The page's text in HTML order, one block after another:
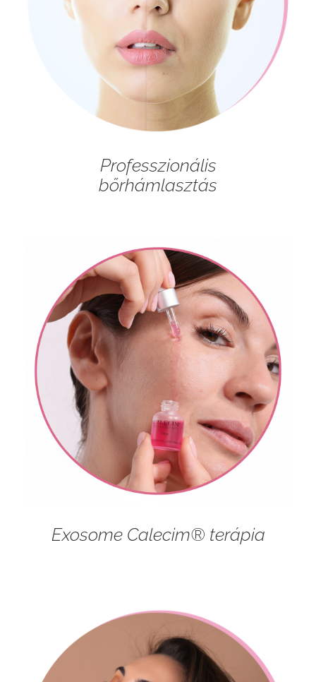
Professzionális
bőrhámlasztás
Exosome Calecim® terápia